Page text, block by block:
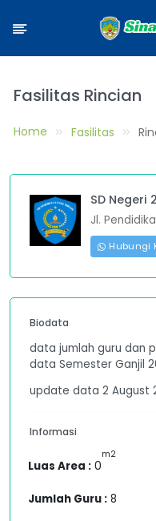
Fasilitas Rincian
Home Fasilitas
SD Negeri
Jl.
Hubungi
Biodata
data jumlah guru dan
data Semester Ganjil
update data 2 August
Informasi
Luas Area : 0
m2
Jumlah Guru : 8